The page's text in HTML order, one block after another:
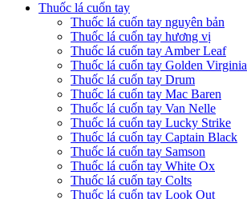
Thuốc lá cuốn tay
Thuốc lá cuốn tay nguyên bản
Thuốc lá cuốn tay hương vị
Thuốc lá cuốn tay Amber Leaf
Thuốc lá cuốn tay Golden Virginia
Thuốc lá cuốn tay Drum
Thuốc lá cuốn tay Mac Baren
Thuốc lá cuốn tay Van Nelle
Thuốc lá cuốn tay Lucky Strike
Thuốc lá cuốn tay Captain Black
Thuốc lá cuốn tay Samson
Thuốc lá cuốn tay White Ox
Thuốc lá cuốn tay Colts
Thuốc lá cuốn tay Look Out